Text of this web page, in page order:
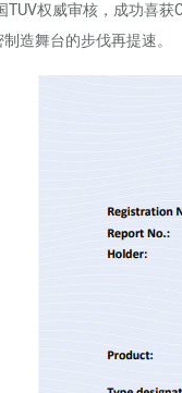
权威审核，成功喜
造舞台的步伐再提速。